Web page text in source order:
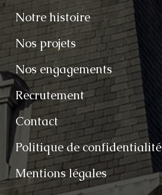
Notre histoire
Nos projets
Nos engagements
Recrutement
Contact
Politique de confidentialité
Mentions légales